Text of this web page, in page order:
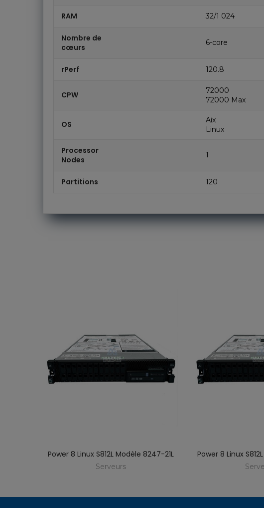
RAM 32/1 024
Nombre de
cœurs
6-core
rPerf 120.8
CPW
72000
72000 Max
OS
Aix
Linux
Processor
Nodes
1
Partitions 120
Power 8 Linux S812L Modèle 8247-21L
Serveurs
Power 8 Linux